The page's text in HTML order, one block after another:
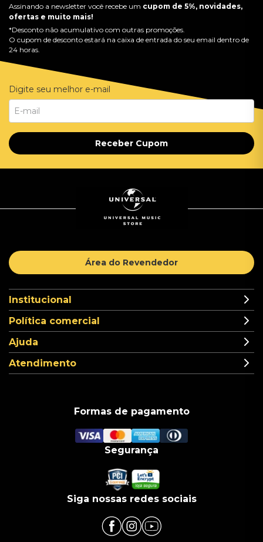
Assinando a newsletter você recebe um cupom de 5%, novidades,
ofertas e muito mais!
*Desconto não acumulativo com outras promoções.
O cupom de desconto estará na caixa de entrada do seu email dentro de
24 horas.
Digite seu melhor e-mail
Receber Cupom
Área do Revendedor
Institucional
Política comercial
Ajuda
Atendimento
Formas de pagamento
Segurança
Siga nossas redes sociais